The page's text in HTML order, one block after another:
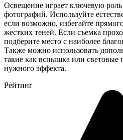
Освещение играет ключевую
фотографий. Используйте
если возможно, избегайте
жестких теней. Если съемка
подберите место с наиболее
Также можно использовать
такие как вспышка или световые
нужного эффекта.
Рейтинг